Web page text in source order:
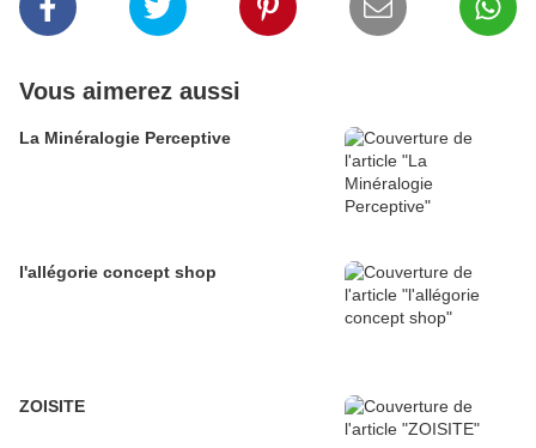
Vous aimerez aussi
La Minéralogie Perceptive
l'allégorie concept shop
ZOISITE